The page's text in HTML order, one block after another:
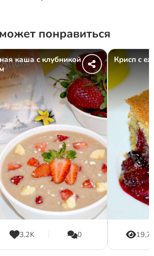
понравиться
каша с клубникой
3,2K 0
Крисп с